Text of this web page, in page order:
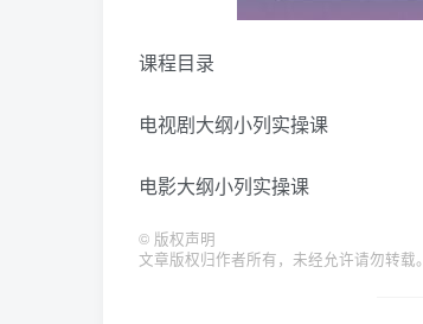
课程目录
电视剧大纲小列实操课
电影大纲小列实操课
© 版权声明
文章版权归作者所有，未经允许请勿转载。